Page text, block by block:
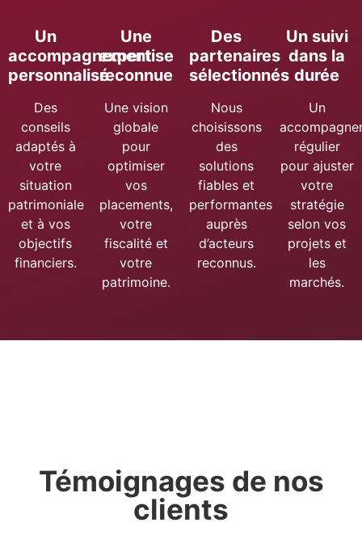
Un
accompagnement
personnalisé
Des
conseils
adaptés à
votre
situation
patrimoniale
et à vos
objectifs
financiers.
Une
expertise
reconnue
Une vision
globale
pour
optimiser
vos
placements,
votre
fiscalité et
votre
patrimoine.
Des
partenaires
sélectionnés
Nous
choisissons
des
solutions
fiables et
performantes
auprès
d’acteurs
reconnus.
Un suivi
dans la
durée
Un
régulier
pour ajuster
votre
stratégie
selon vos
projets et
les
marchés.
Témoignages de nos
clients